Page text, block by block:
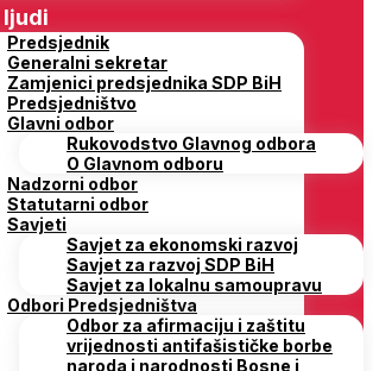
ljudi
Predsjednik
Generalni sekretar
Zamjenici predsjednika SDP BiH
Predsjedništvo
Glavni odbor
Rukovodstvo Glavnog odbora
O Glavnom odboru
Nadzorni odbor
Statutarni odbor
Savjeti
Savjet za ekonomski razvoj
Savjet za razvoj SDP BiH
Savjet za lokalnu samoupravu
Odbori Predsjedništva
Odbor za afirmaciju i zaštitu
vrijednosti antifašističke borbe
naroda i narodnosti Bosne i